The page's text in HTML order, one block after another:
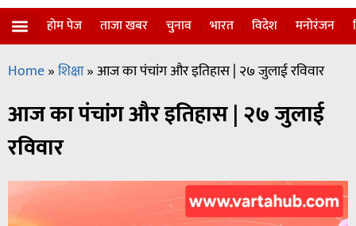
होम पेज ताजा खबर चुनाव भारत विदेश मनोरंजन
Home»शिक्षा»आज का पंचांग और इतिहास | २७ जुलाई रविवार
आज का पंचांग और इतिहास | २७ जुलाई
रविवार